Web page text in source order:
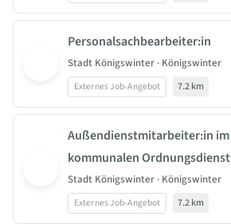
Personalsachbearbeiter:in
Stadt Königswinter · Königswinter
Externes Job-Angebot 7.2 km
Außendienstmitarbeiter:in im
kommunalen Ordnungsdienst
Stadt Königswinter · Königswinter
Externes Job-Angebot 7.2 km